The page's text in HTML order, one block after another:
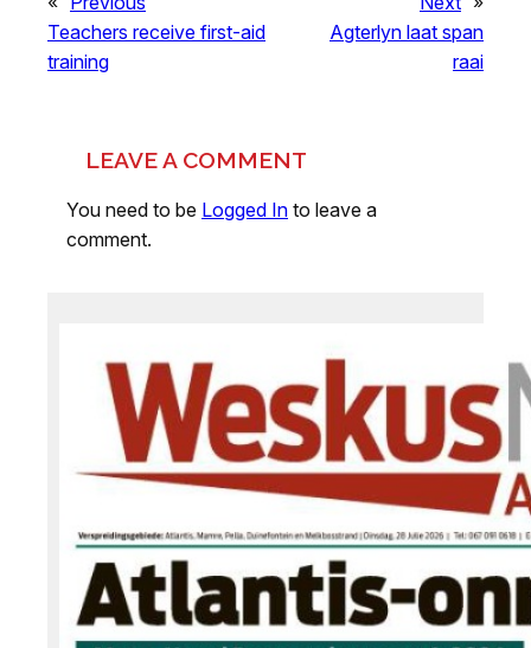
Teachers receive first-aid
training
Agterlyn laat span
raai
LEAVE A COMMENT
You need to be Logged In to leave a
comment.